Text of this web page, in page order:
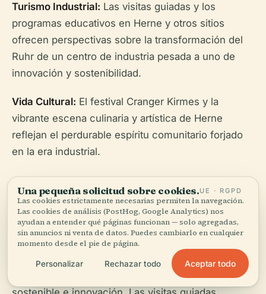
Turismo Industrial: Las visitas guiadas y los
programas educativos en Herne y otros sitios
ofrecen perspectivas sobre la transformación del
Ruhr de un centro de industria pesada a uno de
innovación y sostenibilidad.
Vida Cultural: El festival Cranger Kirmes y la
vibrante escena culinaria y artística de Herne
reflejan el perdurable espíritu comunitario forjado
en la era industrial.
La Central Eléctrica de Herne encapsula una
historia convincente de transformación: desde sus
raíces como un gigante alimentado por carbón
hasta su papel actual como símbolo de energía
Una pequeña solicitud sobre cookies.UE · RGPD
Las cookies estrictamente necesarias permiten la navegación.
Las cookies de análisis (PostHog, Google Analytics) nos
ayudan a entender qué páginas funcionan — solo agregadas,
sin anuncios ni venta de datos. Puedes cambiarlo en cualquier
momento desde el pie de página.
Personalizar Rechazar todo Aceptar todo